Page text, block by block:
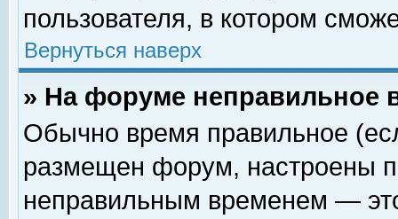
пользователя, в котором
Вернуться наверх
» На форуме неправильное
Обычно время правильное
размещен форум, настроены
неправильным временем —